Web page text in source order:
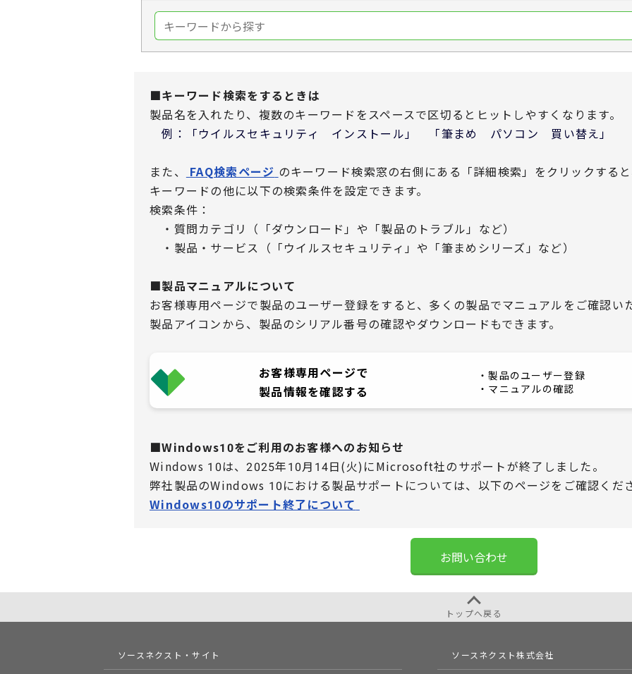
■キーワード検索をするときは
製品名を入れたり、複数のキーワードをスペースで区切るとヒットしやすくなります。
例：「ウイルスセキュリティ インストール」 「筆まめ パソコン 買い替え」
また、 FAQ検索ページ のキーワード検索窓の右側にある「詳細検索」をクリックすると
キーワードの他に以下の検索条件を設定できます。
検索条件：
・質問カテゴリ（「ダウンロード」や「製品のトラブル」など）
・製品・サービス（「ウイルスセキュリティ」や「筆まめシリーズ」など）
■製品マニュアルについて
お客様専用ページで製品のユーザー登録をすると、多くの製品でマニュアルをご確認い
製品アイコンから、製品のシリアル番号の確認やダウンロードもできます。
お客様専用ページで
製品情報を確認する
・製品のユーザー登録
・マニュアルの確認
■Windows10をご利用のお客様へのお知らせ
Windows 10は、2025年10月14日(火)にMicrosoft社のサポートが終了しました。
弊社製品のWindows 10における製品サポートについては、 以下のページをご確認くだ
Windows10のサポート終了について
お問い合わせ
トップへ戻る
ソースネクスト・サイト ソースネクスト株式会社